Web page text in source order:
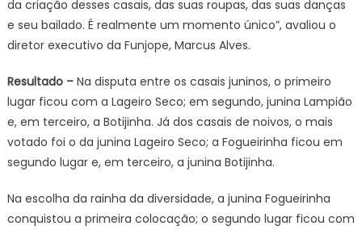
da criação desses casais, das suas roupas, das suas danças
e seu bailado. É realmente um momento único”, avaliou o
diretor executivo da Funjope, Marcus Alves.
Resultado – Na disputa entre os casais juninos, o primeiro
lugar ficou com a Lageiro Seco; em segundo, junina Lampião
e, em terceiro, a Botijinha. Já dos casais de noivos, o mais
votado foi o da junina Lageiro Seco; a Fogueirinha ficou em
segundo lugar e, em terceiro, a junina Botijinha.
Na escolha da rainha da diversidade, a junina Fogueirinha
conquistou a primeira colocação; o segundo lugar ficou com